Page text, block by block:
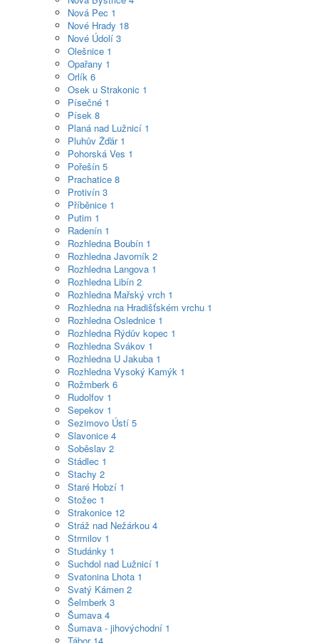
Nová Pec 1
Nové Hrady 18
Nové Údolí 3
Olešnice 1
Opařany 1
Orlík 6
Osek u Strakonic 1
Písečné 1
Písek 8
Planá nad Lužnicí 1
Pluhův Žďár 1
Pohorská Ves 1
Pořešín 5
Prachatice 8
Protivín 3
Příběnice 1
Putim 1
Radenín 1
Rozhledna Boubín 1
Rozhledna Javorník 2
Rozhledna Langova 1
Rozhledna Libín 2
Rozhledna Mařský vrch 1
Rozhledna na Hradišťském vrchu 1
Rozhledna Oslednice 1
Rozhledna Rýdův kopec 1
Rozhledna Svákov 1
Rozhledna U Jakuba 1
Rozhledna Vysoký Kamýk 1
Rožmberk 6
Rudolfov 1
Sepekov 1
Sezimovo Ústí 5
Slavonice 4
Soběslav 2
Stádlec 1
Stachy 2
Staré Hobzí 1
Stožec 1
Strakonice 12
Stráž nad Nežárkou 4
Strmilov 1
Studánky 1
Suchdol nad Lužnicí 1
Svatonina Lhota 1
Svatý Kámen 2
Šelmberk 3
Šumava 4
Šumava - jihovýchodní 1